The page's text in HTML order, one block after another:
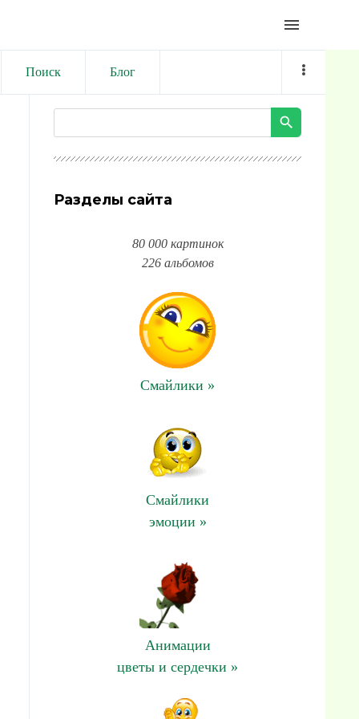
menu
Поиск Блог
Разделы сайта
80 000 картинок
226 альбомов
Смайлики »
Смайлики
эмоции »
Анимации
цветы и сердечки »